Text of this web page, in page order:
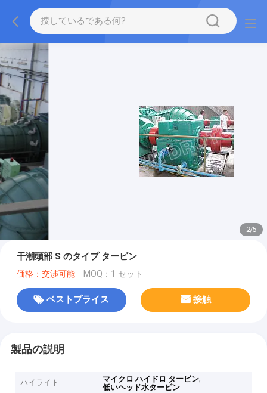
2/5
干潮頭部 S のタイプ タービン
価格：交渉可能 MOQ：1 セット
ベストプライス 接触
製品の説明
ハイライト マイクロ ハイドロ タービン,
低いヘッド水タービン